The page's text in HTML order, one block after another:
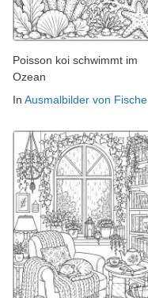
Poisson koi schwimmt im
Ozean
In Ausmalbilder von Fische